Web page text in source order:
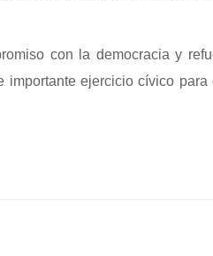
con la democracia y
ejercicio cívico para